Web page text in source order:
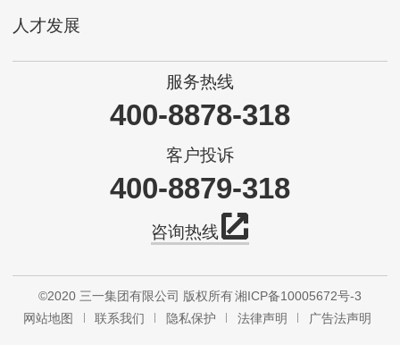
人才发展
服务热线
400-8878-318
客户投诉
400-8879-318
咨询热线
©2020 三一集团有限公司 版权所有湘ICP备10005672号-3
网站地图
联系我们 隐私保护 法律声明 广告法声明